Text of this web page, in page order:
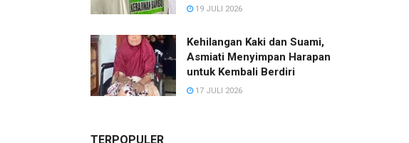
19 JULI 2026
Kehilangan Kaki dan Suami,
Asmiati Menyimpan Harapan
untuk Kembali Berdiri
17 JULI 2026
TERPOPULER